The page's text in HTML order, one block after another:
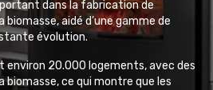
dans la fabrication de
aidé d’une gamme de
évolution.
environ 20.000 logements, avec des
biomasse, ce qui montre que les